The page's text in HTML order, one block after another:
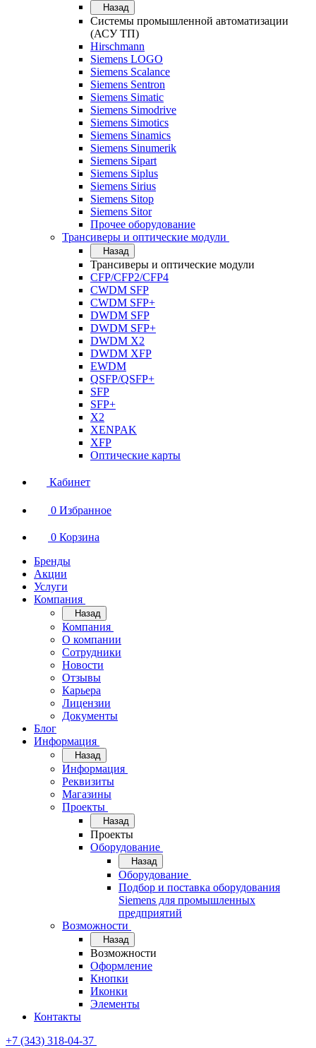
Назад
Системы промышленной автоматизации
(АСУ ТП)
Hirschmann
Siemens LOGO
Siemens Scalance
Siemens Sentron
Siemens Simatic
Siemens Simodrive
Siemens Simotics
Siemens Sinamics
Siemens Sinumerik
Siemens Sipart
Siemens Siplus
Siemens Sirius
Siemens Sitop
Siemens Sitor
Прочее оборудование
Трансиверы и оптические модули
Назад
Трансиверы и оптические модули
CFP/CFP2/CFP4
CWDM SFP
CWDM SFP+
DWDM SFP
DWDM SFP+
DWDM X2
DWDM XFP
EWDM
QSFP/QSFP+
SFP
SFP+
X2
XENPAK
XFP
Оптические карты
Кабинет
0 Избранное
0 Корзина
Бренды
Акции
Услуги
Компания
Назад
Компания
О компании
Сотрудники
Новости
Отзывы
Карьера
Лицензии
Документы
Блог
Информация
Назад
Информация
Реквизиты
Магазины
Проекты
Назад
Проекты
Оборудование
Назад
Оборудование
Подбор и поставка оборудования
Siemens для промышленных
предприятий
Возможности
Назад
Возможности
Оформление
Кнопки
Иконки
Элементы
Контакты
+7 (343) 318-04-37